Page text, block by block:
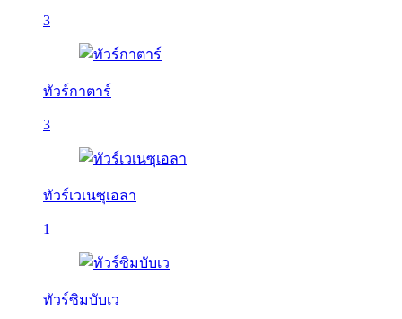
3
ทัวร์กาตาร์
3
ทัวร์เวเนซุเอลา
1
ทัวร์ซิมบับเว